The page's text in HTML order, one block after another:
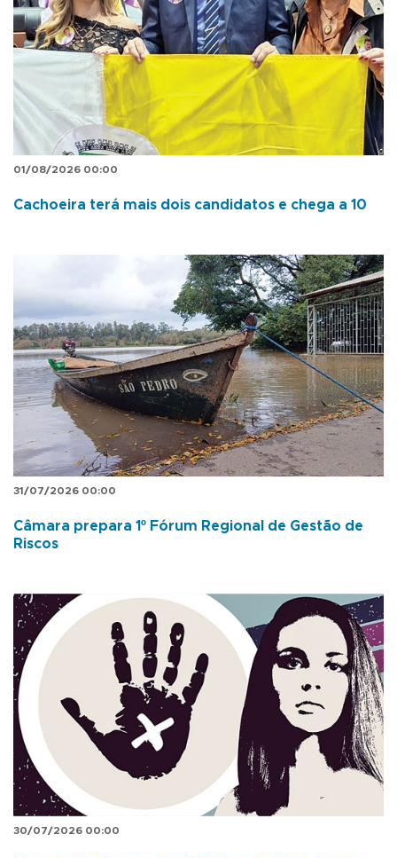
01/08/2026 00:00
Cachoeira terá mais dois candidatos e chega a 10
31/07/2026 00:00
Câmara prepara 1º Fórum Regional de Gestão de
Riscos
30/07/2026 00:00